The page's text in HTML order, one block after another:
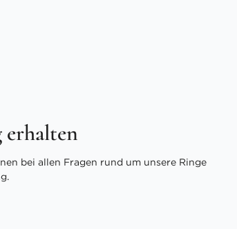
erhalten
bei allen Fragen rund um unsere Ringe